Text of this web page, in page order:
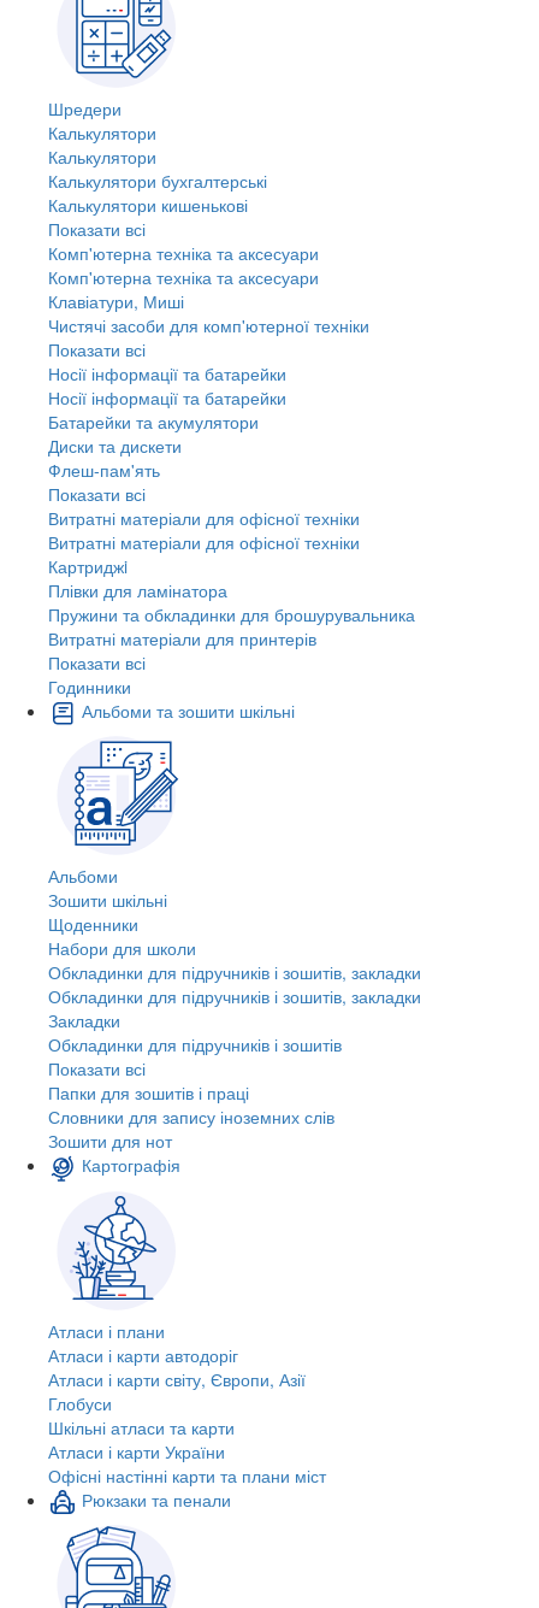
Шредери
Калькулятори
Калькулятори
Калькулятори бухгалтерські
Калькулятори кишенькові
Показати всі
Комп'ютерна техніка та аксесуари
Комп'ютерна техніка та аксесуари
Клавіатури, Миші
Чистячі засоби для комп'ютерної техніки
Показати всі
Носії інформації та батарейки
Носії інформації та батарейки
Батарейки та акумулятори
Диски та дискети
Флеш-пам'ять
Показати всі
Витратні матеріали для офісної техніки
Витратні матеріали для офісної техніки
Картриджi
Плівки для ламінатора
Пружини та обкладинки для брошурувальника
Витратні матеріали для принтерів
Показати всі
Годинники
Альбоми та зошити шкільні
Альбоми
Зошити шкільні
Щоденники
Набори для школи
Обкладинки для підручників і зошитів, закладки
Обкладинки для підручників і зошитів, закладки
Закладки
Обкладинки для підручників і зошитів
Показати всі
Папки для зошитів і праці
Словники для запису іноземних слів
Зошити для нот
Картографія
Атласи і плани
Атласи і карти автодоріг
Атласи і карти світу, Європи, Азії
Глобуси
Шкільні атласи та карти
Атласи і карти України
Офісні настінні карти та плани міст
Рюкзаки та пенали